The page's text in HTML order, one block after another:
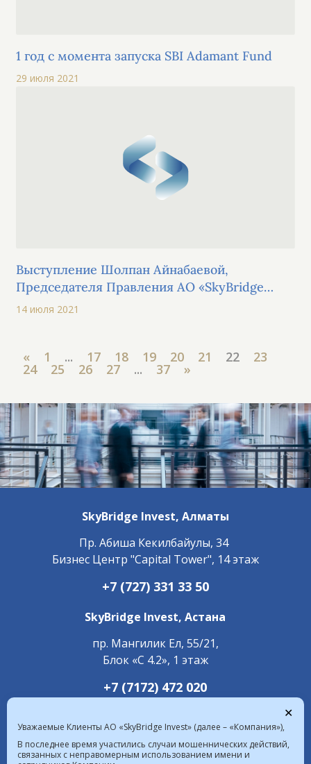
1 год с момента запуска SBI Adamant Fund
29 июля 2021
Выступление Шолпан Айнабаевой,
Председателя Правления АО «SkyBridge
Invest» в рамках AFD-2021
14 июля 2021
« 1 ... 17 18 19 20 21 22 23
24 25 26 27 ... 37 »
SkyBridge Invest, Алматы
Пр. ​Абиша Кекилбайулы, 34
Бизнес Центр "Capital Tower", 14 этаж
+7 (727) 331 33 50
SkyBridge Invest,Астана
пр. Мангилик Ел, 55/21,
Блок «С 4.2», 1 этаж
+7 (7172) 472 020
✕
Уважаемые Клиенты АО «SkyBridge Invest» (далее – «Компания»),
В последнее время участились случаи мошеннических действий,
связанных с неправомерным использованием имени и